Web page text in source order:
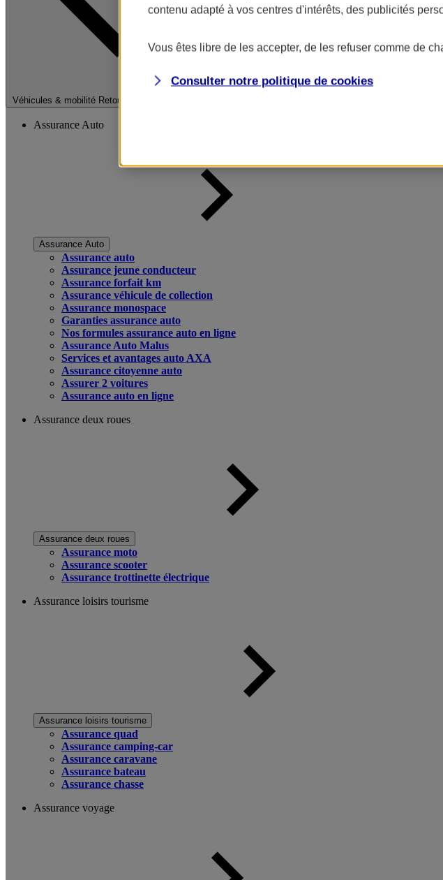
Véhicules & mobilité Retour à la section précédente
Fermer le menu principal
Assurance Auto
Assurance Auto
Assurance auto
Assurance jeune conducteur
Assurance forfait km
Assurance véhicule de collection
Assurance monospace
Garanties assurance auto
Nos formules assurance auto en ligne
Assurance Auto Malus
Services et avantages auto AXA
Assurance citoyenne auto
Assurer 2 voitures
Assurance auto en ligne
Assurance deux roues
Assurance deux roues
Assurance moto
Assurance scooter
Assurance trottinette électrique
Assurance loisirs tourisme
Assurance loisirs tourisme
Assurance quad
Assurance camping-car
Assurance caravane
Assurance bateau
Assurance chasse
Assurance voyage
contenu adapté à vos centres d'intérêts, des publicités
Vous êtes libre de les accepter, de les refuser comme de
Consulter notre politique de cookies